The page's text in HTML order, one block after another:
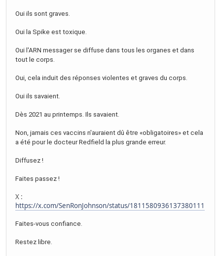
Oui ils sont graves.
Oui la Spike est toxique.
Oui l'ARN messager se diffuse dans tous les organes et dans
tout le corps.
Oui, cela induit des réponses violentes et graves du corps.
Oui ils savaient.
Dès 2021 au printemps. Ils savaient.
Non, jamais ces vaccins n'auraient dû être «obligatoires» et cela
a été pour le docteur Redfield la plus grande erreur.
Diffusez !
Faites passez !
X :
https://x.com/SenRonJohnson/status/1811580936137380111
Faites-vous confiance.
Restez libre.